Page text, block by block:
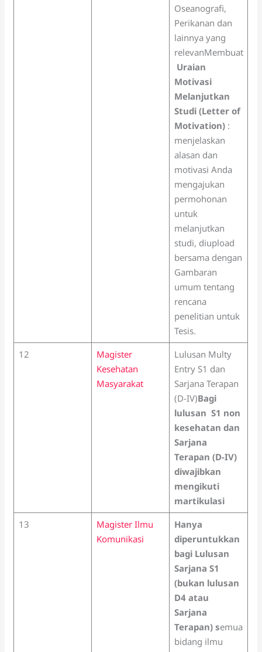
Oseanografi,
Perikanan dan
lainnya yang
relevanMembuat
Uraian
Motivasi
Melanjutkan
Studi (Letter of
Motivation):
menjelaskan
alasan dan
motivasi Anda
mengajukan
permohonan
untuk
melanjutkan
studi, diupload
bersama dengan
Gambaran
umum tentang
rencana
penelitian untuk
Tesis.
12
Magister
Kesehatan
Masyarakat
Lulusan Multy
Entry S1 dan
Sarjana Terapan
(D-IV)Bagi
lulusan S1 non
kesehatan dan
Sarjana
Terapan (D-IV)
diwajibkan
mengikuti
martikulasi
13
Magister Ilmu
Komunikasi
Hanya
diperuntukkan
bagi Lulusan
Sarjana S1
(bukan lulusan
D4 atau
Sarjana
Terapan) semua
bidang ilmu